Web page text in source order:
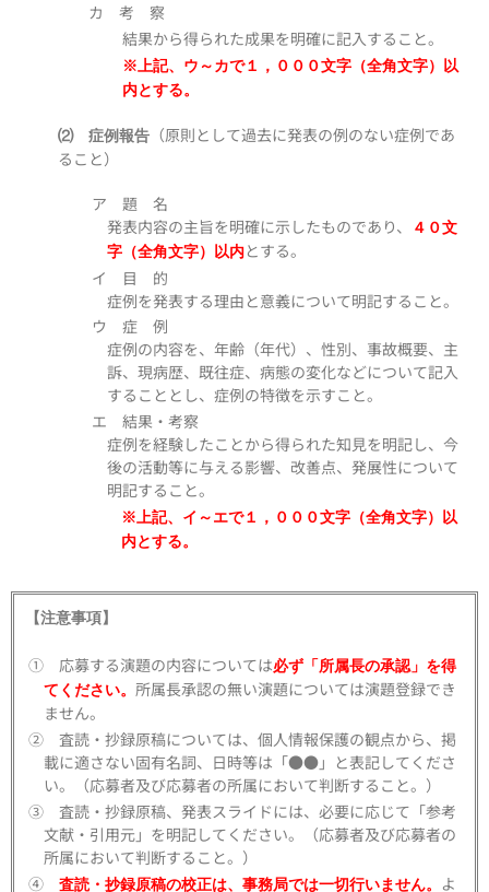
カ 考 察
結果から得られた成果を明確に記入すること。
※ 上記、ウ～カで１，０００文字（全角文字）以
内とする。
⑵ 症例報告 （原則として過去に発表の例のない症例であ
ること）
ア 題 名
発表内容の主旨を明確に示したものであり、
４０文
字（全角文字）以内とする。
イ 目 的
症例を発表する理由と意義について明記すること。
ウ 症 例
症例の内容を、年齢（年代）、性別、事故概要、主
訴、現病歴、既往症、病態の変化などについて記入
することとし、症例の特徴を示すこと。
エ 結果・考察
症例を経験したことから得られた知見を明記し、今
後の活動等に与える影響、改善点、発展性について
明記すること。
※上記、イ～エで１，０００文字（全角文字）以
内とする。
【注意事項】
① 応募する演題の内容については必ず「所属長の承認」を得
てください。 所属長承認の無い演題については演題登録でき
ません。
② 査読・抄録原稿については、個人情報保護の観点から、掲
載に適さない固有名詞、日時等は「●●」と表記してくださ
い。（応募者及び応募者の所属において判断すること。）
③ 査読・抄録原稿、発表スライドには、必要に応じて「参考
文献・引用元」を明記してください。（応募者及び応募者の
所属において判断すること。）
④
査読・抄録原稿の校正は、事務局では一切行いません。 よ